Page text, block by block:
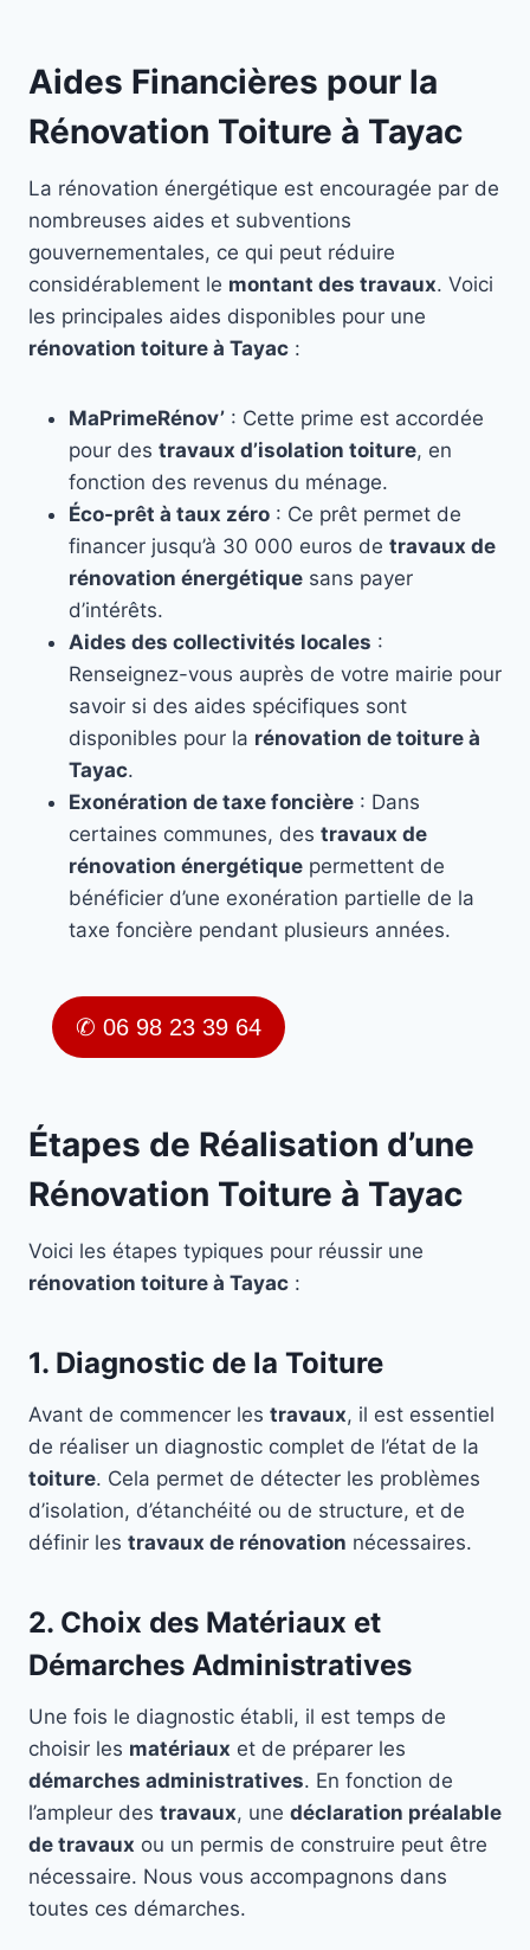
Aides Financières pour la
Rénovation Toiture à Tayac
La rénovation énergétique est encouragée par de
nombreuses aides et subventions
gouvernementales, ce qui peut réduire
considérablement le montant des travaux. Voici
les principales aides disponibles pour une
rénovation toiture à Tayac :
MaPrimeRénov’ : Cette prime est accordée
pour des travaux d’isolation toiture, en
fonction des revenus du ménage.
Éco-prêt à taux zéro : Ce prêt permet de
financer jusqu’à 30 000 euros de travaux de
rénovation énergétique sans payer
d’intérêts.
Aides des collectivités locales :
Renseignez-vous auprès de votre mairie pour
savoir si des aides spécifiques sont
disponibles pour la rénovation de toiture à
Tayac.
Exonération de taxe foncière : Dans
certaines communes, des travaux de
rénovation énergétique permettent de
bénéficier d’une exonération partielle de la
taxe foncière pendant plusieurs années.
✆ 06 98 23 39 64
Étapes de Réalisation d’une
Rénovation Toiture à Tayac
Voici les étapes typiques pour réussir une
rénovation toiture à Tayac :
1. Diagnostic de la Toiture
Avant de commencer les travaux, il est essentiel
de réaliser un diagnostic complet de l’état de la
toiture. Cela permet de détecter les problèmes
d’isolation, d’étanchéité ou de structure, et de
définir les travaux de rénovation nécessaires.
2. Choix des Matériaux et
Démarches Administratives
Une fois le diagnostic établi, il est temps de
choisir les matériaux et de préparer les
démarches administratives. En fonction de
l’ampleur des travaux, une déclaration préalable
de travaux ou un permis de construire peut être
nécessaire. Nous vous accompagnons dans
toutes ces démarches.